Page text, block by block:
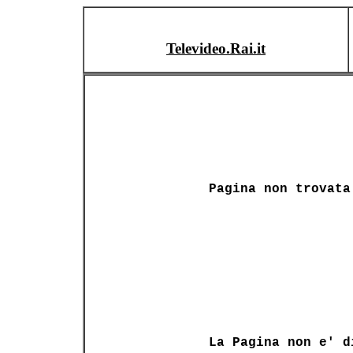
Televideo.Rai.it
Pagina non trovata
La Pagina non e'